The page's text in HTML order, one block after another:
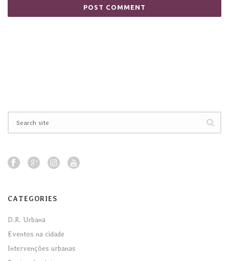
CATEGORIES
D.R. Urbana
Eventos na cidade
Intervenções urbanas